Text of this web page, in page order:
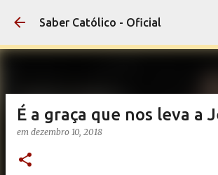
Pular para o conteúdo
Saber Católico - Oficial
É a graça que nos leva a
em dezembro 10, 2018